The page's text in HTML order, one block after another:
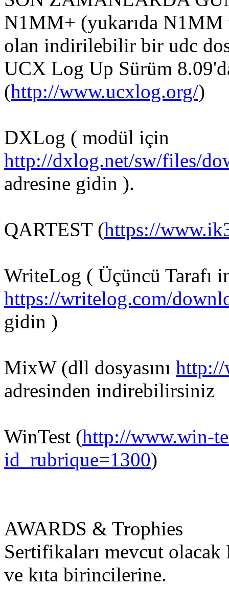
N1MM+ (yukarıda N1MM
olan indirilebilir bir udc
UCX Log Up Sürüm
(http://www.ucxlog.org/)
DXLog ( modül için
http://dxlog.net/sw/files/
adresine gidin ).
QARTEST (https://
WriteLog ( Üçüncü Tarafı
https://writelog.com/
gidin )
MixW (dll dosyasını http://
adresinden
WinTest (http://www.win-
id_rubrique=1300)
AWARDS & Trophies
Sertifikaları mevcut
ve kıta birincilerine.